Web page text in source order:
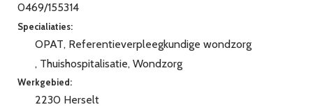
0469/155314
Specialiaties:
OPAT Referentieverpleegkundige wondzorg
Thuishospitalisatie Wondzorg
Werkgebied:
2230 Herselt